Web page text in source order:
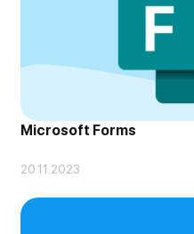
Microsoft Forms
20.11.2023